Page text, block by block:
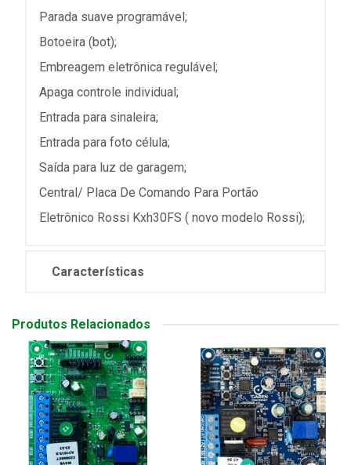
Parada suave programável;
Botoeira (bot);
Embreagem eletrônica regulável;
Apaga controle individual;
Entrada para sinaleira;
Entrada para foto célula;
Saída para luz de garagem;
Central/ Placa De Comando Para Portão
Eletrônico Rossi Kxh30FS ( novo modelo Rossi);
Características
Produtos Relacionados